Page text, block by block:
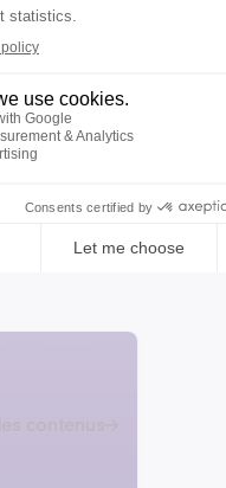
votre lecture
et innovations pour
les transformations.
contenus